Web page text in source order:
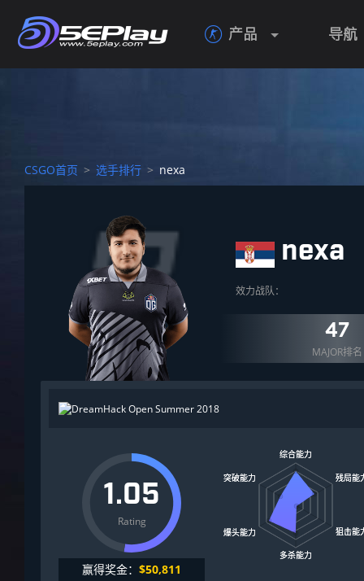
 产品 导航
CSGO首页 > 选手排行 > nexa
nexa
效力战队：
47
MAJOR排名
1.05
Rating
赢得奖金： $50,811